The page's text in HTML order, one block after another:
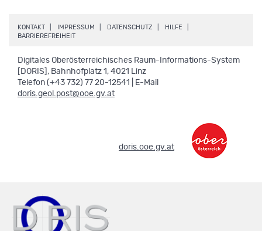
KONTAKT IMPRESSUM DATENSCHUTZ HILFE
BARRIEREFREIHEIT.
Digitales Oberösterreichisches Raum-Informations-System
[DORIS], Bahnhofplatz 1, 4021 Linz
Telefon (+43 732) 77 20-12541 | E-Mail
doris.geol.post@ooe.gv.at
doris.ooe.gv.at.